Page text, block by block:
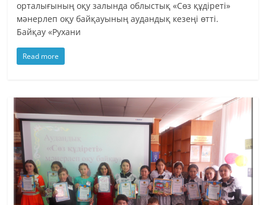
орталығының оқу залында облыстық «Сөз құдіреті»
мәнерлеп оқу байқауының аудандық кезеңі өтті.
Байқау «Рухани
Read more